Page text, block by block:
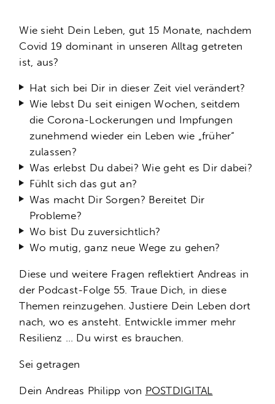
Wie sieht Dein Leben, gut 15 Monate, nachdem
Covid 19 dominant in unseren Alltag getreten
ist, aus?
Hat sich bei Dir in dieser Zeit viel verändert?
Wie lebst Du seit einigen Wochen, seitdem
die Corona-Lockerungen und Impfungen
zunehmend wieder ein Leben wie „früher“
zulassen?
Was erlebst Du dabei? Wie geht es Dir dabei?
Fühlt sich das gut an?
Was macht Dir Sorgen? Bereitet Dir
Probleme?
Wo bist Du zuversichtlich?
Wo mutig, ganz neue Wege zu gehen?
Diese und weitere Fragen reflektiert Andreas in
der Podcast-Folge 55. Traue Dich, in diese
Themen reinzugehen. Justiere Dein Leben dort
nach, wo es ansteht. Entwickle immer mehr
Resilienz … Du wirst es brauchen.
Sei getragen
Dein Andreas Philipp von POSTDIGITAL